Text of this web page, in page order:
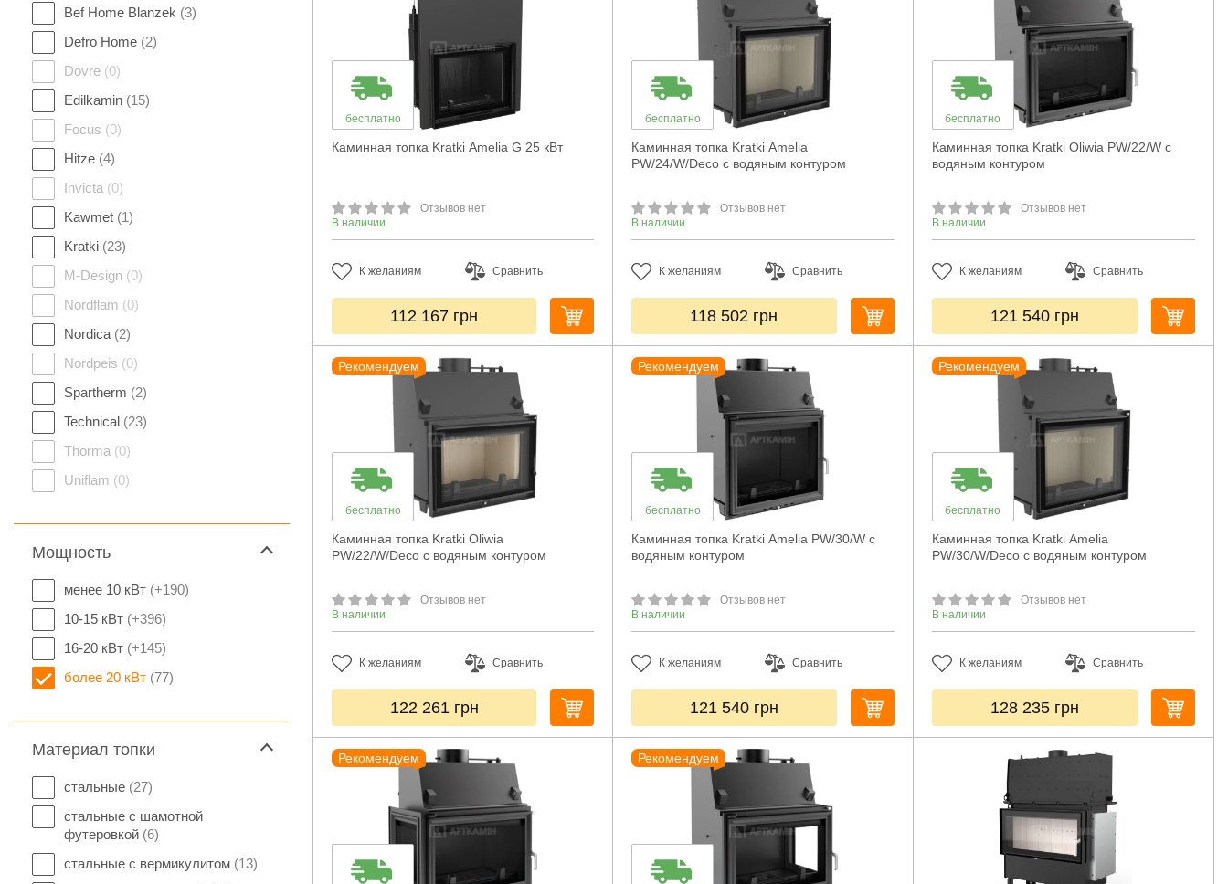
Bef Home Blanzek (3)
Defro Home (2)
Dovre (0)
Edilkamin (15)
Focus (0)
Hitze (4)
Invicta (0)
Kawmet (1)
Kratki (23)
M-Design (0)
Nordflam (0)
Nordica (2)
Nordpeis (0)
Spartherm (2)
Technical (23)
Thorma (0)
Uniflam (0)
Мощность
менее 10 кВт (+190)
10-15 кВт (+396)
16-20 кВт (+145)
более 20 кВт (77)
Материал топки
стальные (27)
стальные с шамотной
футеровкой (6)
стальные с вермикулитом (13)
бесплатно
Каминная топка Kratki Amelia G 25 кВт
Отзывов нет
В наличии
К желаниям Сравнить
112 167 грн
бесплатно
Каминная топка Kratki Amelia
PW/24/W/Deco с водяным контуром
Отзывов нет
В наличии
К желаниям Сравнить
118 502 грн
бесплатно
Каминная топка Kratki Oliwia PW/22/W с
водяным контуром
Отзывов нет
В наличии
К желаниям Сравнить
121 540 грн
Рекомендуем
бесплатно
Каминная топка Kratki Oliwia
PW/22/W/Deco с водяным контуром
Отзывов нет
В наличии
К желаниям Сравнить
122 261 грн
Рекомендуем
бесплатно
Каминная топка Kratki Amelia PW/30/W с
водяным контуром
Отзывов нет
В наличии
К желаниям Сравнить
121 540 грн
Рекомендуем
бесплатно
Каминная топка Kratki Amelia
PW/30/W/Deco с водяным контуром
Отзывов нет
В наличии
К желаниям Сравнить
128 235 грн
Рекомендуем Рекомендуем